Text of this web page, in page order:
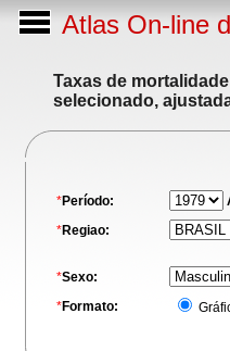
Atlas On-line
Taxas de
selecionado,
*Período:
*Regiao:
*Sexo:
*Formato: